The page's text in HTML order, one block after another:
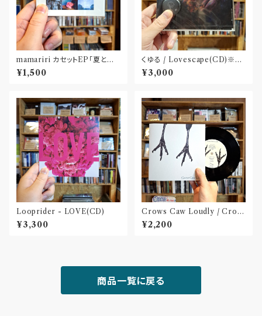
mamariri カセットEP「夏と予
感のかけら」
¥1,500
くゆる / Lovescape(CD)※特
典 : 缶バッヂ
¥3,000
Looprider - LOVE(CD)
¥3,300
Crows Caw Loudly / Crow
s Caw Loudly(2枚組 7 inch)
¥2,200
商品一覧に戻る